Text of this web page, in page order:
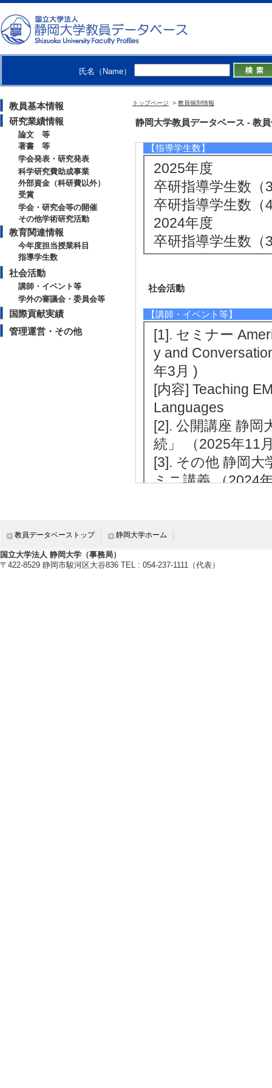
氏名（Name）
教員基本情報
研究業績情報
論文 等
著書 等
学会発表・研究発表
科学研究費助成事業
外部資金（科研費以外）
受賞
学会・研究会等の開催
その他学術研究活動
教育関連情報
今年度担当授業科目
指導学生数
社会活動
講師・イベント等
学外の審議会・委員会等
国際貢献実績
管理運営・その他
トップページ > 教員個別情報
静岡大学教員データベース - 教
【今年度担当授業科目】
[1]. 学部専門科目
[3]. 全学教育科目
[4]. 全学教育科目
[5]. 学部専門科目
[備考] 副担当
【指導学生数】
2025年度
卒研指導学生数（
卒研指導学生数（
2024年度
卒研指導学生数（
社会活動
【講師・イベント等】
[1]. セミナー
y and
年3月 )
[内容] Teaching
Languages
[2]. 公開講座 静岡
続」 （2025年11
[3]. その他 静岡大
ミニ講義 （2024
おける沈黙と情報
[4]. セミナー
する: 研究の位置
[5]. セミナー エ
教員データベーストップ 静岡大学ホーム
国立大学法人 静岡大学（事務局）
〒422-8529 静岡市駿河区大谷836 TEL : 054-237-1111（代表）